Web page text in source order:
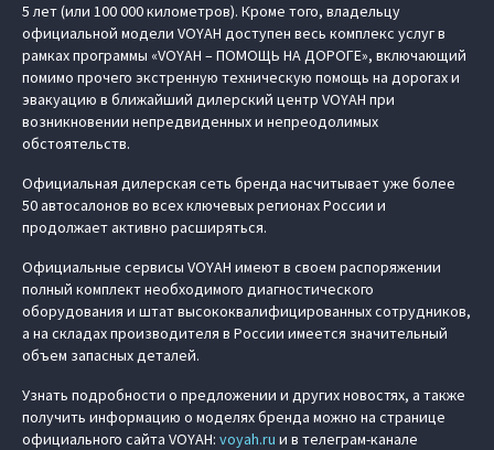
5 лет (или 100 000 километров). Кроме того, владельцу
официальной модели VOYAH доступен весь комплекс услуг в
рамках программы «VOYAH – ПОМОЩЬ НА ДОРОГЕ», включающий
помимо прочего экстренную техническую помощь на дорогах и
эвакуацию в ближайший дилерский центр VOYAH при
возникновении непредвиденных и непреодолимых
обстоятельств.
Официальная дилерская сеть бренда насчитывает уже более
50 автосалонов во всех ключевых регионах России и
продолжает активно расширяться.
Официальные сервисы VOYAH имеют в своем распоряжении
полный комплект необходимого диагностического
оборудования и штат высококвалифицированных сотрудников,
а на складах производителя в России имеется значительный
объем запасных деталей.
Узнать подробности о предложении и других новостях, а также
получить информацию о моделях бренда можно на странице
официального сайта VOYAH: voyah.ru и в телеграм-канале